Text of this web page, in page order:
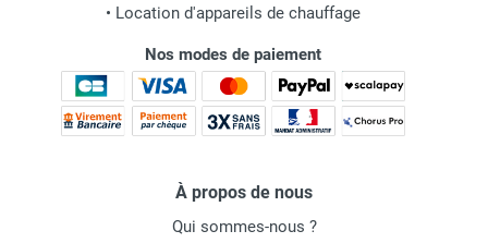
• Location d'appareils de chauffage
Nos modes de paiement
À propos de nous
Qui sommes-nous ?